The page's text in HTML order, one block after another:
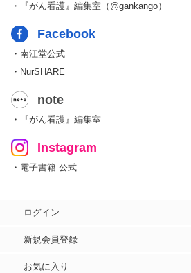
・『がん看護』編集室（@gankango）
Facebook
・南江堂公式
・NurSHARE
note
・『がん看護』編集室
Instagram
・電子書籍 公式
ログイン
新規会員登録
お気に入り